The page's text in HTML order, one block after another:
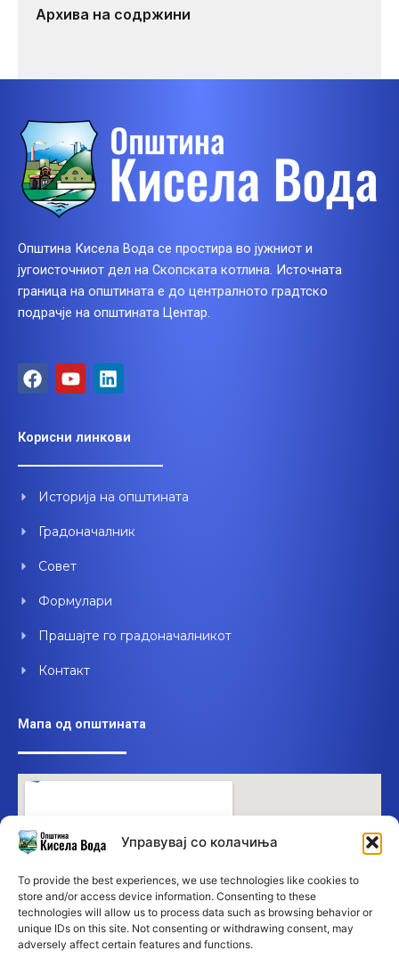
Управувај со колачиња
To provide the best experiences, we use technologies like cookies to
store and/or access device information. Consenting to these
technologies will allow us to process data such as browsing behavior or
unique IDs on this site. Not consenting or withdrawing consent, may
adversely affect certain features and functions.
Архива на содржини
Општина Кисела Вода се простира во јужниот и
југоисточниот дел на Скопската котлина. Источната
граница на општината е до централното градтско
подрачје на општината Центар.
F
a
b
o
k
Y
o
u
b
L
i
e
d
n
Корисни линкови
Историја на општината
Градоначалник
Совет
Формулари
Прашајте го градоначалникот
Контакт
Мапа од општината